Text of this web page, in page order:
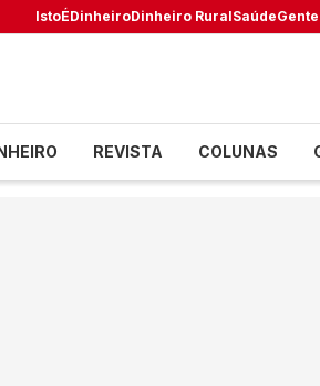
IstoÉDinheiroDinheiro RuralSaúdeGente
REVISTA COLUNAS